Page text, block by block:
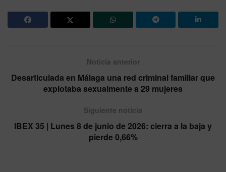
Noticia anterior
Desarticulada en Málaga una red criminal familiar que
explotaba sexualmente a 29 mujeres
Siguiente noticia
IBEX 35 | Lunes 8 de junio de 2026: cierra a la baja y
pierde 0,66%